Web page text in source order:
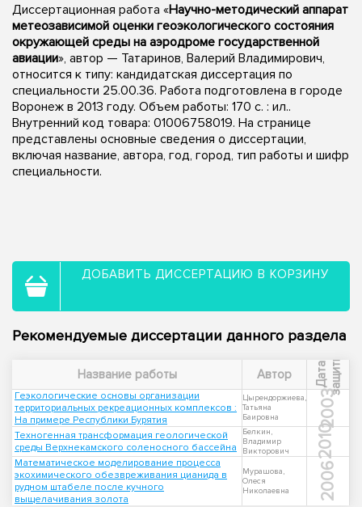
Диссертационная работа «Научно-методический аппарат
метеозависимой оценки геоэкологического состояния
окружающей среды на аэродроме государственной
авиации», автор — Татаринов, Валерий Владимирович,
относится к типу: кандидатская диссертация по
специальности 25.00.36. Работа подготовлена в городе
Воронеж в 2013 году. Объем работы: 170 с. : ил..
Внутренний код товара: 01006758019. На странице
представлены основные сведения о диссертации,
включая название, автора, год, город, тип работы и шифр
специальности.
ДОБАВИТЬ ДИССЕРТАЦИЮ В КОРЗИНУ
Рекомендуемые диссертации данного раздела
Название работы Автор Д
а
т
а
з
а
щ
и
т ы
Геэкологические основы организации
территориальных рекреационных комплексов :
На примере Республики Бурятия
Цырендоржиева,
Татьяна
Баировна
2003
Техногенная трансформация геологической
среды Верхнекамского соленосного бассейна
Белкин,
Владимир
Викторович
2010
Математическое моделирование процесса
экохимического обезвреживания цианида в
рудном штабеле после кучного
выщелачивания золота
Мурашова,
Олеся
Николаевна
2006